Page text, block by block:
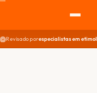
Revisado porespecialistas em